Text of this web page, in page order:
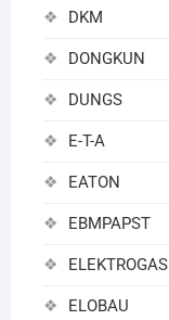
DKM
DONGKUN
DUNGS
E-T-A
EATON
EBMPAPST
ELEKTROGAS
ELOBAU